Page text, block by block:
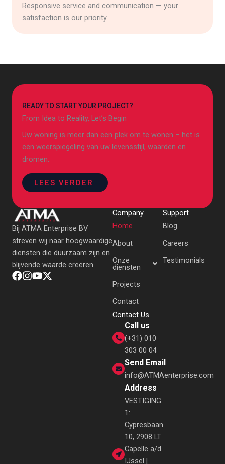
Responsive service and communication — your
satisfaction is our priority.
READY TO START YOUR PROJECT?
From Idea to Reality, Let’s Begin
Uw woning is meer dan een plek om te wonen – het is
een weerspiegeling van uw levensstijl, waarden en
dromen.
LEES VERDER
Bij ATMA Enterprise BV
streven wij naar hoogwaardige
diensten die duurzaam zijn en
blijvende waarde creëren.
Company
Home
About
Onze
diensten
Projects
Contact
Support
Blog
Careers
Testimonials
Contact Us
Call us
(+31) 010
303 00 04
Send Email
info@ATMAenterprise.com
Address
VESTIGING
1:
Cypresbaan
10, 2908 LT
Capelle a/d
IJssel |